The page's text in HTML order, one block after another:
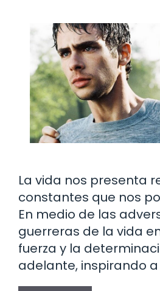
La vida nos presenta
constantes que nos
En medio de las
guerreras de la vida
fuerza y la
adelante, inspirando